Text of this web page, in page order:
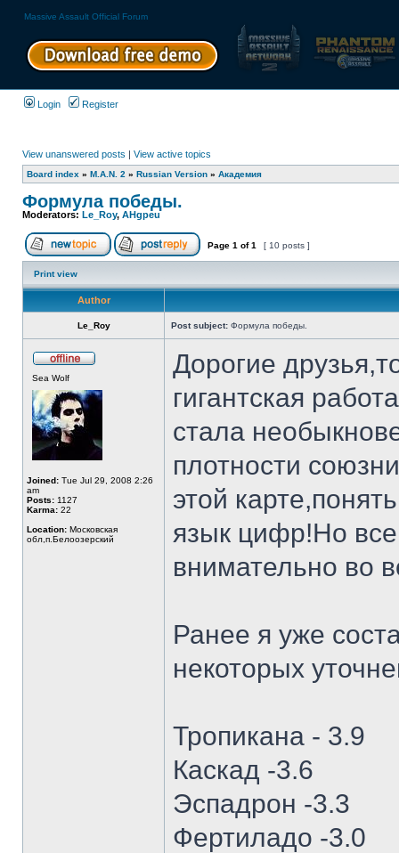
Massive Assault Official Forum
Login Register
View unanswered posts | View active topics
Board index » M.A.N. 2 » Russian Version » Академия
Формула победы.
Moderators: Le_Roy, AHgpeu
Page 1 of1 [ 10 posts ]
Print view
Author
Le_Roy Post subject: Формула победы.
Sea Wolf
Joined: Tue Jul 29, 2008 2:26
am
Posts: 1127
Karma: 22
Location: Московская
обл,п.Белоозерский
Дорогие
гигантская
стала
плотности
этой
язык цифр!Но
внимательно во
Ранее я уже
некоторых
Тропикана - 3.9
Каскад -3.6
Эспадрон -3.3
Фертиладо -3.0